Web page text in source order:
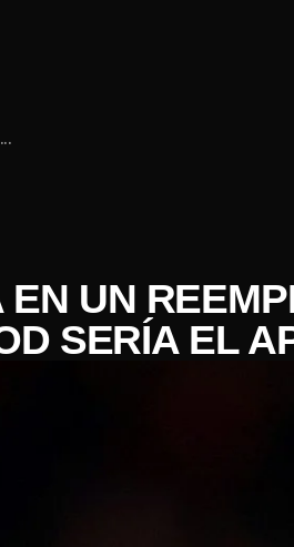
EN UN
SERÍA EL